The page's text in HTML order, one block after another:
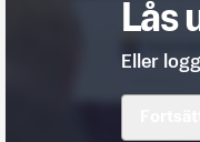
Lås
Eller